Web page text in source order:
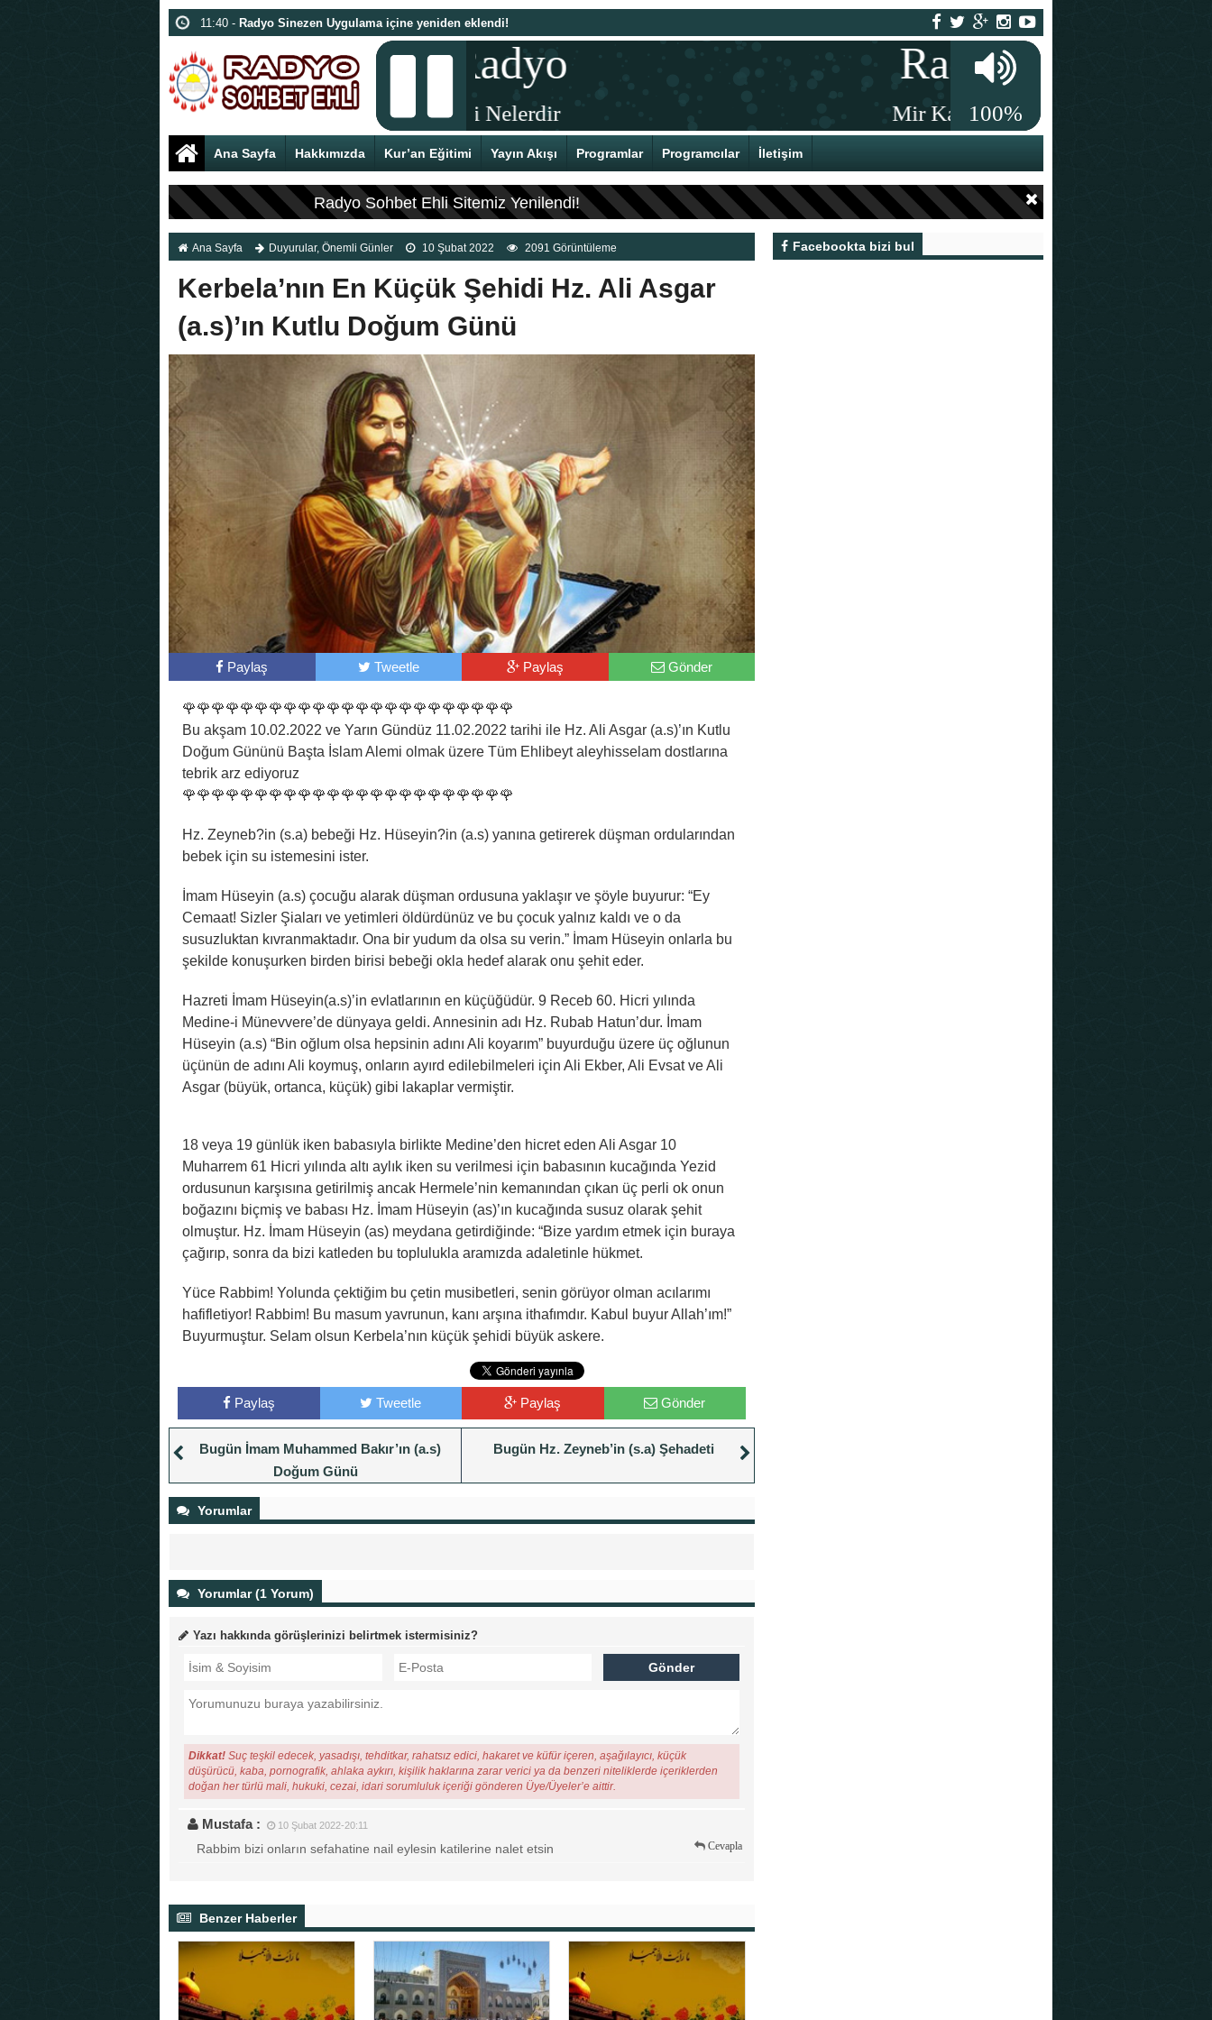
11:40 - Radyo Sinezen Uygulama içine yeniden eklendi!
1. İHYA(EYHA) GECESİ | 18 Ramazan 1442 – 19 Ramazan 1442
21:22 -İmam Hasan Mücteba’nın Kutlu Doğumu
11:21 -Kur’an Eğitimi
Ana Sayfa Hakkımızda Kur’an Eğitimi Yayın Akışı Programlar Programcılar İletişim
FLAŞ HABER: Radyo Sohbet Ehli Sitemiz Yenilendi!
Ana Sayfa Duyurular, Önemli Günler 10 Şubat 2022 2091 Görüntüleme
Kerbela’nın En Küçük Şehidi Hz. Ali Asgar
(a.s)’ın Kutlu Doğum Günü
Paylaş Tweetle Paylaş Gönder
🌹🌹🌹🌹🌹🌹🌹🌹🌹🌹🌹🌹🌹🌹🌹🌹🌹🌹🌹🌹🌹🌹🌹
Bu akşam 10.02.2022 ve Yarın Gündüz 11.02.2022 tarihi ile Hz. Ali Asgar (a.s)’ın Kutlu
Doğum Gününü Başta İslam Alemi olmak üzere Tüm Ehlibeyt aleyhisselam dostlarına
tebrik arz ediyoruz
🌹🌹🌹🌹🌹🌹🌹🌹🌹🌹🌹🌹🌹🌹🌹🌹🌹🌹🌹🌹🌹🌹🌹
Hz. Zeyneb?in (s.a) bebeği Hz. Hüseyin?in (a.s) yanına getirerek düşman ordularından
bebek için su istemesini ister.
İmam Hüseyin (a.s) çocuğu alarak düşman ordusuna yaklaşır ve şöyle buyurur: “Ey
Cemaat! Sizler Şiaları ve yetimleri öldürdünüz ve bu çocuk yalnız kaldı ve o da
susuzluktan kıvranmaktadır. Ona bir yudum da olsa su verin.” İmam Hüseyin onlarla bu
şekilde konuşurken birden birisi bebeği okla hedef alarak onu şehit eder.
Hazreti İmam Hüseyin(a.s)’in evlatlarının en küçüğüdür. 9 Receb 60. Hicri yılında
Medine-i Münevvere’de dünyaya geldi. Annesinin adı Hz. Rubab Hatun’dur. İmam
Hüseyin (a.s) “Bin oğlum olsa hepsinin adını Ali koyarım” buyurduğu üzere üç oğlunun
üçünün de adını Ali koymuş, onların ayırd edilebilmeleri için Ali Ekber, Ali Evsat ve Ali
Asgar (büyük, ortanca, küçük) gibi lakaplar vermiştir.
18 veya 19 günlük iken babasıyla birlikte Medine’den hicret eden Ali Asgar 10
Muharrem 61 Hicri yılında altı aylık iken su verilmesi için babasının kucağında Yezid
ordusunun karşısına getirilmiş ancak Hermele’nin kemanından çıkan üç perli ok onun
boğazını biçmiş ve babası Hz. İmam Hüseyin (as)’ın kucağında susuz olarak şehit
olmuştur. Hz. İmam Hüseyin (as) meydana getirdiğinde: “Bize yardım etmek için buraya
çağırıp, sonra da bizi katleden bu toplulukla aramızda adaletinle hükmet.
Yüce Rabbim! Yolunda çektiğim bu çetin musibetleri, senin görüyor olman acılarımı
hafifletiyor! Rabbim! Bu masum yavrunun, kanı arşına ithafımdır. Kabul buyur Allah’ım!”
Buyurmuştur. Selam olsun Kerbela’nın küçük şehidi büyük askere.
Paylaş Tweetle Paylaş Gönder
Bugün İmam Muhammed Bakır’ın (a.s)
Doğum Günü
Bugün Hz. Zeyneb’in (s.a) Şehadeti
Yorumlar
Yorumlar (1 Yorum)
Yazı hakkında görüşlerinizi belirtmek istermisiniz?
Dikkat! Suç teşkil edecek, yasadışı, tehditkar, rahatsız edici, hakaret ve küfür içeren, aşağılayıcı, küçük
düşürücü, kaba, pornografik, ahlaka aykırı, kişilik haklarına zarar verici ya da benzeri niteliklerde içeriklerden
doğan her türlü mali, hukuki, cezai, idari sorumluluk içeriği gönderen Üye/Üyeler’e aittir.
Mustafa : 10 Şubat 2022-20:11
Rabbim bizi onların sefahatine nail eylesin katilerine nalet etsin Cevapla
Benzer Haberler
Facebookta bizi bul